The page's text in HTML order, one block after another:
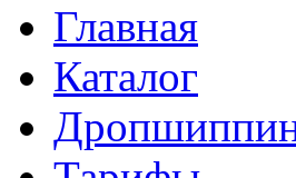
Главная
Каталог